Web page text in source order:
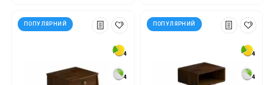
4
4
ПОПУЛЯРНИЙ
4
4
4
4
ПОПУЛЯРНИЙ
4
4